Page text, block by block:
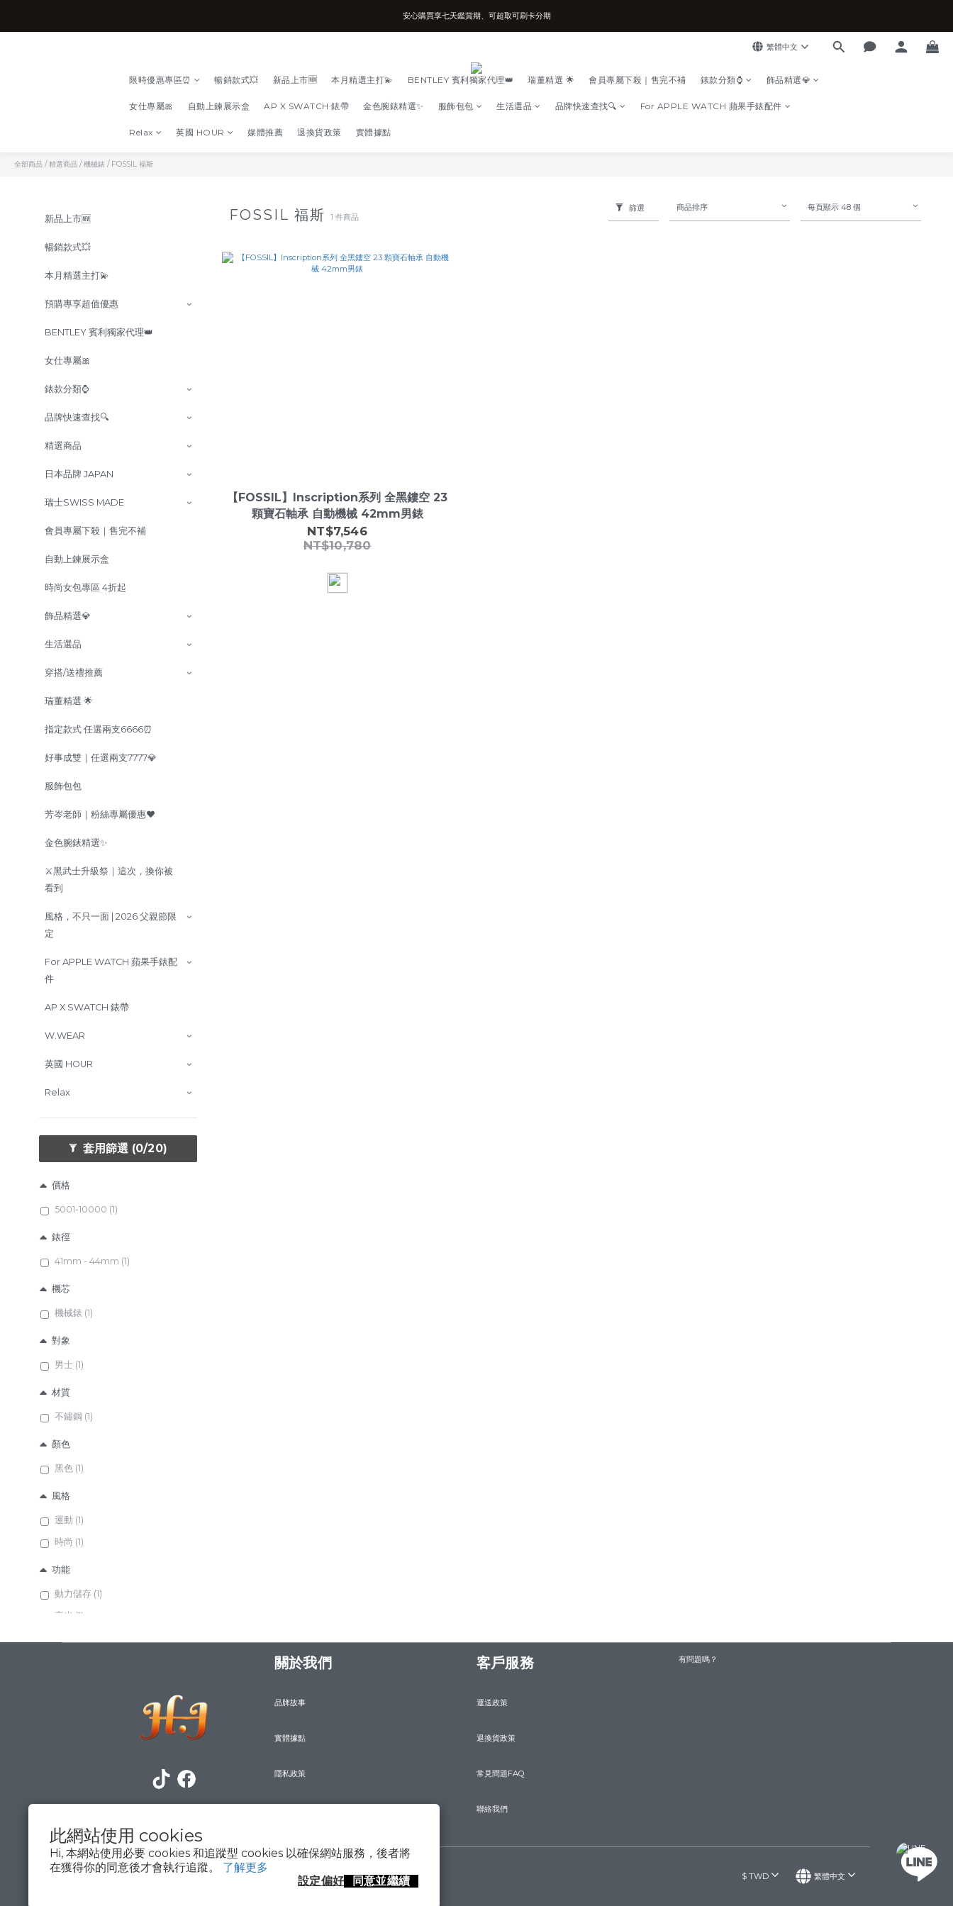
此網站使用 cookies
Hi, 本網站使用必要 cookies 和追蹤型 cookies 以確保網站服務，後者將
在獲得你的同意後才會執行追蹤。 了解更多
設定偏好
同意並繼續
台南實體店面、兩年機芯保固、開立發票
安心購買享七天鑑賞期、可超取可刷卡分期
繁體中文
限時優惠專區⏰ 暢銷款式💥 新品上市🆕 本月精選主打💫 BENTLEY 賓利獨家代理👑 瑞董精選 🌟 會員專屬下殺｜售完不補 錶款分類⌚ 飾品精選💎
女仕專屬🎀 自動上鍊展示盒 AP X SWATCH 錶帶 金色腕錶精選✨ 服飾包包 生活選品 品牌快速查找🔍 For APPLE WATCH 蘋果手錶配件
Relax 英國 HOUR 媒體推薦 退換貨政策 實體據點
全部商品 / 精選商品 / 機械錶 / FOSSIL 福斯
新品上市🆕
暢銷款式💥
本月精選主打💫
預購專享超值優惠
BENTLEY 賓利獨家代理👑
女仕專屬🎀
錶款分類⌚
品牌快速查找🔍
精選商品
日本品牌 JAPAN
瑞士SWISS MADE
會員專屬下殺｜售完不補
自動上鍊展示盒
時尚女包專區 4折起
飾品精選💎
生活選品
穿搭/送禮推薦
瑞董精選 🌟
指定款式 任選兩支6666⏰
好事成雙｜任選兩支7777💎
服飾包包
芳岑老師｜粉絲專屬優惠❤️
金色腕錶精選✨
⚔️黑武士升級祭｜這次，換你被
看到
風格，不只一面 | 2026 父親節限
定
For APPLE WATCH 蘋果手錶配
件
AP X SWATCH 錶帶
W.WEAR
英國 HOUR
Relax
套用篩選 (0/20)
價格
5001-10000 (1)
錶徑
41mm - 44mm (1)
機芯
機械錶 (1)
對象
男士 (1)
材質
不鏽鋼 (1)
顏色
黑色 (1)
風格
運動 (1)
時尚 (1)
功能
動力儲存 (1)
夜光 (1)
FOSSIL 福斯1 件商品
篩選 商品排序 每頁顯示 48 個
【FOSSIL】Inscription系列 全黑鏤空 23
顆寶石軸承 自動機械 42mm男錶
NT$7,546
NT$10,780
關於我們
品牌故事
實體據點
隱私政策
客戶服務
運送政策
退換貨政策
常見問題FAQ
聯絡我們
有問題嗎？
$ TWD 繁體中文